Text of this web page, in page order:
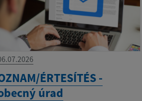
ÉRTESÍTÉS -
úrad